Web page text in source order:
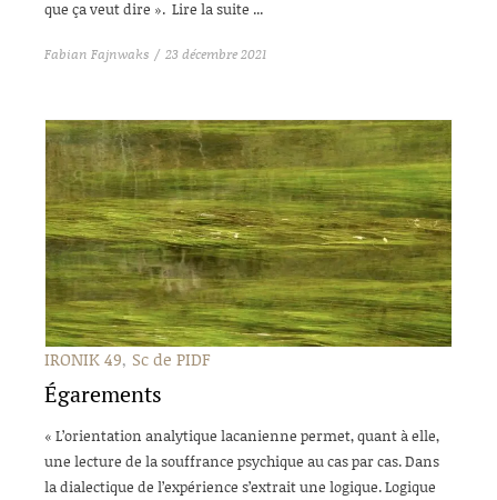
que ça veut dire ». Lire la suite ...
Fabian Fajnwaks 23 décembre 2021
IRONIK 49 Sc de PIDF
Égarements
« L’orientation analytique lacanienne permet, quant à elle,
une lecture de la souffrance psychique au cas par cas. Dans
la dialectique de l’expérience s’extrait une logique. Logique